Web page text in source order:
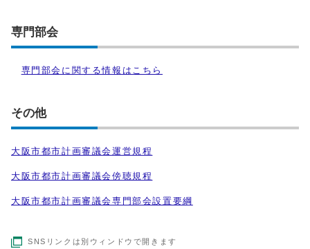
専門部会
専門部会に関する情報はこちら
その他
大阪市都市計画審議会運営規程
大阪市都市計画審議会傍聴規程
大阪市都市計画審議会専門部会設置要綱
SNSリンクは別ウィンドウで開きます